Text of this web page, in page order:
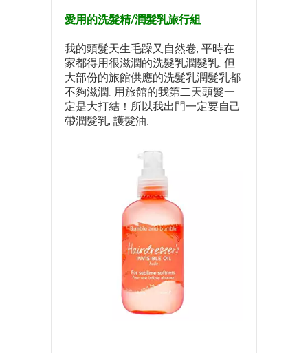
愛用的洗髮精/潤髮乳旅行組
我的頭髮天生毛躁又自然卷, 平時在
家都得用很滋潤的洗髮乳潤髮乳. 但
大部份的旅館供應的洗髮乳潤髮乳都
不夠滋潤. 用旅館的我第二天頭髮一
定是大打結！所以我出門一定要自己
帶潤髮乳, 護髮油.